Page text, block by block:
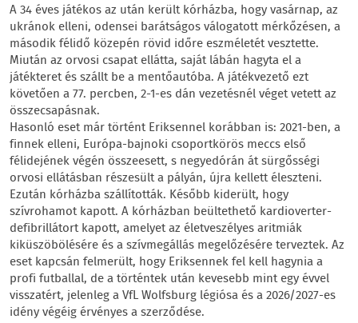
A 34 éves játékos az után került kórházba, hogy vasárnap, az
ukránok elleni, odensei barátságos válogatott mérkőzésen, a
második félidő közepén rövid időre eszméletét vesztette.
Miután az orvosi csapat ellátta, saját lábán hagyta el a
játékteret és szállt be a mentőautóba. A játékvezető ezt
követően a 77. percben, 2-1-es dán vezetésnél véget vetett az
összecsapásnak.
Hasonló eset már történt Eriksennel korábban is: 2021-ben, a
finnek elleni, Európa-bajnoki csoportkörös meccs első
félidejének végén összeesett, s negyedórán át sürgősségi
orvosi ellátásban részesült a pályán, újra kellett éleszteni.
Ezután kórházba szállították. Később kiderült, hogy
szívrohamot kapott. A kórházban beültethető kardioverter-
defibrillátort kapott, amelyet az életveszélyes aritmiák
kiküszöbölésére és a szívmegállás megelőzésére terveztek. Az
eset kapcsán felmerült, hogy Eriksennek fel kell hagynia a
profi futballal, de a történtek után kevesebb mint egy évvel
visszatért, jelenleg a VfL Wolfsburg légiósa és a 2026/2027-es
idény végéig érvényes a szerződése.